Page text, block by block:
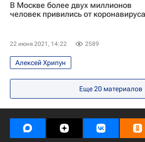
Коронавирус в России
Здоровье - Общество
Коронавирус
В Москве более двух миллионов
человек привились от коронавируса
22 июня 2021, 14:22 2589
Алексей Хрипун
Распространение коронавируса
Здоровье - Общество
Коронавирусы
Коронавирус COVID-
Коронавирус в России
Вакцинация россиян от COVID-19
Еще20 материалов